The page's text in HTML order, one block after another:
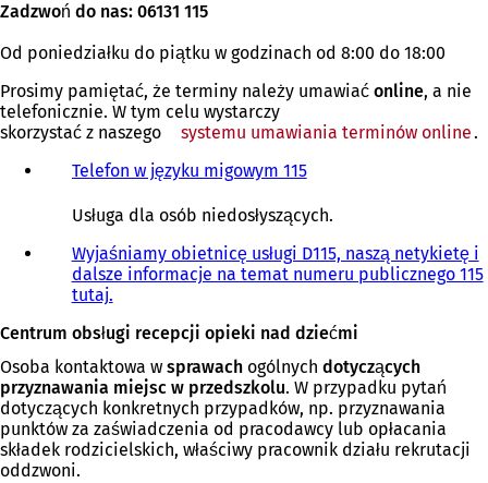
Zadzwoń do nas: 06131 115
Od poniedziałku do piątku w godzinach od 8:00 do 18:00
Prosimy pamiętać, że terminy należy umawiać online, a nie
telefonicznie. W tym celu wystarczy
skorzystać z naszego
systemu umawiania terminów online.
Telefon w języku migowym 115(
t
i
e
s
i
ę
w
n
o
w
Usługa dla osób niedosłyszących.
Wyjaśniamy obietnicę usługi D115, naszą netykietę i
dalsze informacje na temat numeru publicznego 115
tutaj.
Centrum obsługi recepcji opieki nad dziećmi
Osoba kontaktowa w sprawach ogólnych dotyczących
przyznawania miejsc w przedszkolu. W przypadku pytań
dotyczących konkretnych przypadków, np. przyznawania
punktów za zaświadczenia od pracodawcy lub opłacania
składek rodzicielskich, właściwy pracownik działu rekrutacji
oddzwoni.